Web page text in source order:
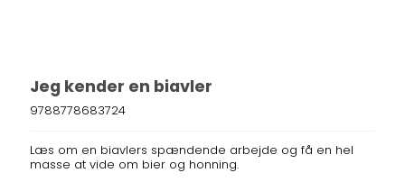
Jeg kender en biavler
9788778683724
Læs om en biavlers spændende arbejde og få en hel
masse at vide om bier og honning.